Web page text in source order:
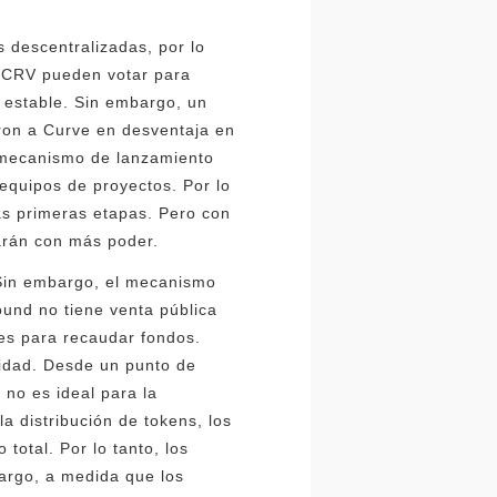
descentralizadas, por lo
pueden votar para
Sin embargo, un
a Curve en desventaja en
de lanzamiento
de proyectos. Por lo
primeras etapas. Pero con
con más poder.
embargo, el mecanismo
no tiene venta pública
para recaudar fondos.
Desde un punto de
es ideal para la
distribución de tokens, los
total. Por lo tanto, los
a medida que los